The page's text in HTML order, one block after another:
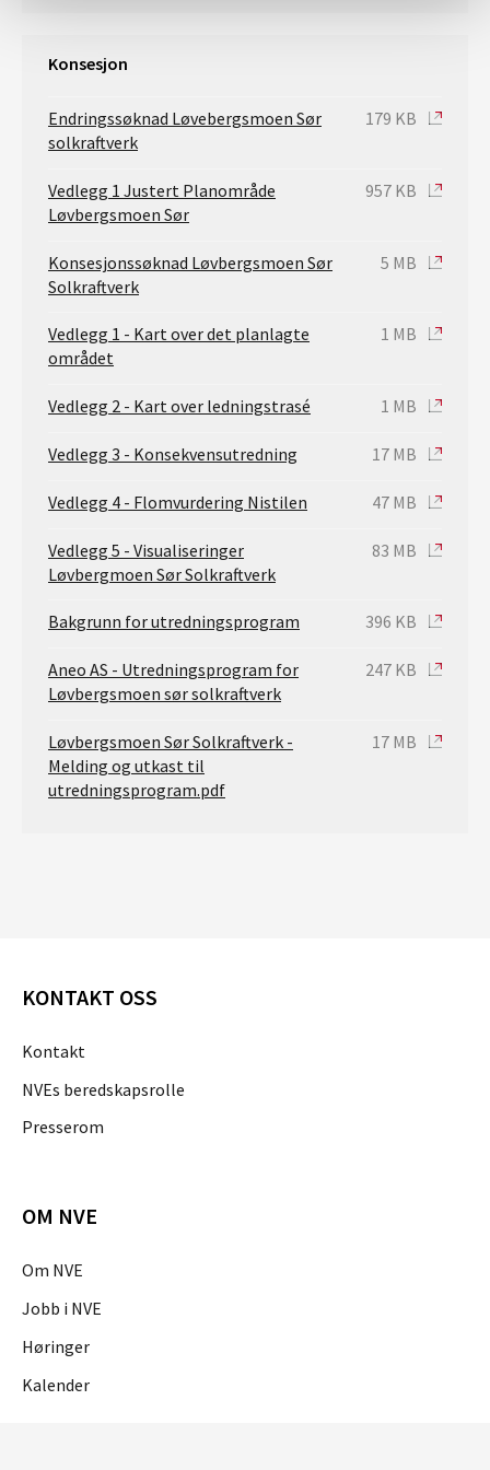
Konsesjon
Endringssøknad Løvebergsmoen Sør
solkraftverk
179 KB
Vedlegg 1 Justert Planområde
Løvbergsmoen Sør
957 KB
Konsesjonssøknad Løvbergsmoen Sør
Solkraftverk
5 MB
Vedlegg 1 - Kart over det planlagte
området
1 MB
Vedlegg 2 - Kart over ledningstrasé 1 MB
Vedlegg 3 - Konsekvensutredning 17 MB
Vedlegg 4 - Flomvurdering Nistilen 47 MB
Vedlegg 5 - Visualiseringer
Løvbergmoen Sør Solkraftverk
83 MB
Bakgrunn for utredningsprogram 396 KB
Aneo AS - Utredningsprogram for
Løvbergsmoen sør solkraftverk
247 KB
Løvbergsmoen Sør Solkraftverk -
Melding og utkast til
utredningsprogram.pdf
17 MB
KONTAKT OSS
Kontakt
NVEs beredskapsrolle
Presserom
OM NVE
Om NVE
Jobb i NVE
Høringer
Kalender